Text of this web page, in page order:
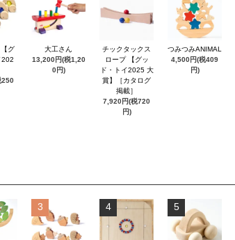
グ
202
250
大工さん
13,200円(税1,20
0円)
チックタックス
ロープ 【グッ
ド・トイ2025 大
賞】［カタログ
掲載］
7,920円(税720
円)
つみつみANIMAL
4,500円(税409
円)
3 4 5